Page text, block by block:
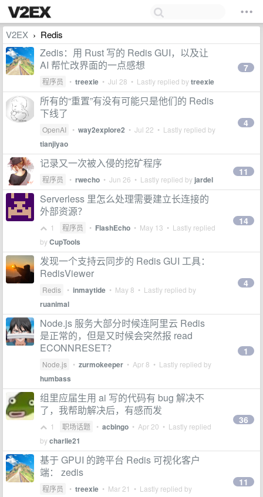
V2EX › Redis
Zedis：用 Rust 写的 Redis GUI，以及让
AI 帮忙改界面的一点感想
程序员 • treexie • Jul 28 • Lastly replied bytreexie
7
所有的“重置”有没有可能只是他们的 Redis
下线了
OpenAI • way2explore2 • Jul 22 • Lastly replied by
tianjiyao
4
记录又一次被入侵的挖矿程序
程序员 • rwecho • Jun 26 • Lastly replied by jardel
11
Serverless 里怎么处理需要建立长连接的
外部资源？
1 程序员 • FlashEcho • May 13 • Lastly replied
byCupTools
14
发现一个支持云同步的 Redis GUI 工具：
RedisViewer
Redis • inmaytide • May 8 • Lastly replied by
ruanimal
4
Node.js 服务大部分时候连阿里云 Redis
是正常的，但是又时候会突然报 read
ECONNRESET？
Node.js • zurmokeeper • Apr 8 • Lastly replied by
humbass
1
组里应届生用 ai 写的代码有 bug 解决不
了，我帮助解决后，有感而发
1 职场话题 • acbingo • Apr 20 • Lastly replied
bycharlie21
36
基于 GPUI 的跨平台 Redis 可视化客户
端： zedis
程序员 • treexie • Mar 21 • Lastly replied by
11